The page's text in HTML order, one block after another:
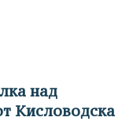
Кисловодска